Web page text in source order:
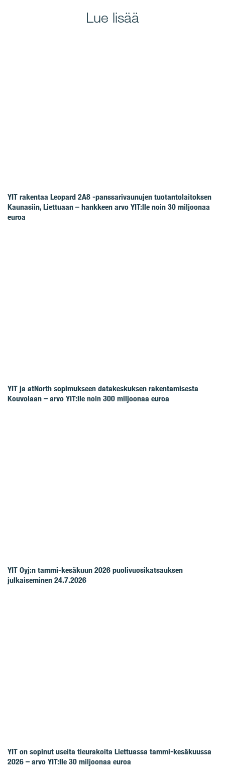
Lue lisää
YIT rakentaa Leopard 2A8 -panssarivaunujen tuotantolaitoksen
Kaunasiin, Liettuaan – hankkeen arvo YIT:lle noin 30 miljoonaa
euroa
YIT ja atNorth sopimukseen datakeskuksen rakentamisesta
Kouvolaan – arvo YIT:lle noin 300 miljoonaa euroa
YIT Oyj:n tammi-kesäkuun 2026 puolivuosikatsauksen
julkaiseminen 24.7.2026
YIT on sopinut useita tieurakoita Liettuassa tammi-kesäkuussa
2026 – arvo YIT:lle 30 miljoonaa euroa